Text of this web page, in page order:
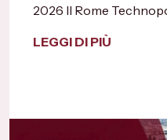
2026 Il Rome
LEGGI DI PIÙ